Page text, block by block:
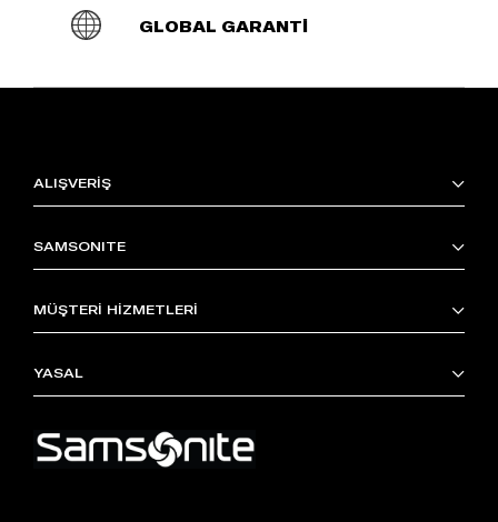
GLOBAL GARANTİ
ALIŞVERİŞ
SAMSONITE
MÜŞTERİ HİZMETLERİ
YASAL